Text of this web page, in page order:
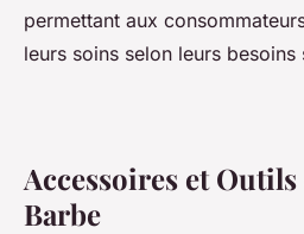
permettant aux
leurs soins selon leurs besoins
Accessoires et
Barbe